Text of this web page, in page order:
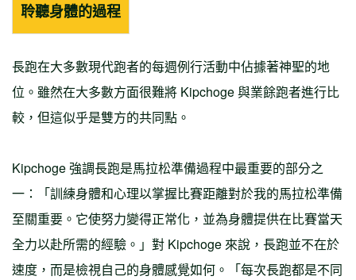
聆聽身體的過程
長跑在大多數現代跑者的每週例行活動中佔據著神聖的地
位。雖然在大多數方面很難將 Kipchoge 與業餘跑者進行比
較，但這似乎是雙方的共同點。
Kipchoge 強調長跑是馬拉松準備過程中最重要的部分之
一：「訓練身體和心理以掌握比賽距離對於我的馬拉松準備
至關重要。它使努力變得正常化，並為身體提供在比賽當天
全力以赴所需的經驗。」對 Kipchoge 來說，長跑並不在於
速度，而是檢視自己的身體感覺如何。「每次長跑都是不同